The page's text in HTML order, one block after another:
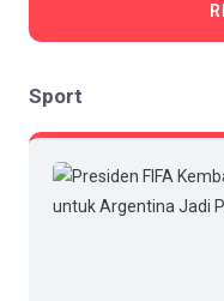
Sport